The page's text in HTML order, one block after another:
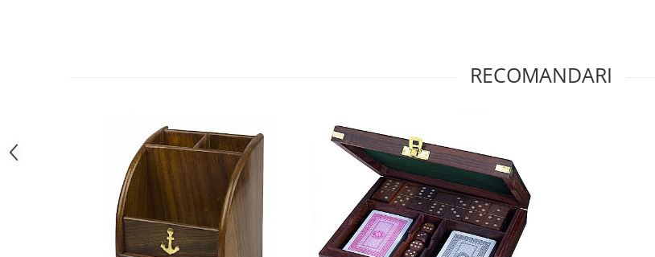
RECOMANDARI